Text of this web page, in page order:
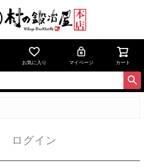
お気に入り マイページ カート
ログイン